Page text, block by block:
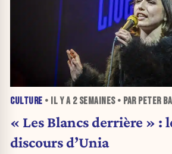
CULTURE • IL Y A 2 SEMAINES• PAR PETER
« Les Blancs derrière » :
discours d’Unia